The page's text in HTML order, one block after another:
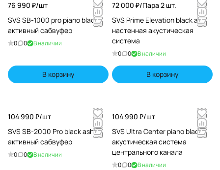
76 990 ₽/шт
SVS SB-1000 pro piano black
активный сабвуфер
0 0 В наличии
В корзину
72 000 ₽/Пара 2 шт.
SVS Prime Elevation black ash
настенная акустическая
система
0 0 В наличии
В корзину
104 990 ₽/шт
SVS SB-2000 Pro black ash
активный сабвуфер
0 0 В наличии
104 990 ₽/шт
SVS Ultra Center piano black
акустическая система
центрального канала
0 0 В наличии